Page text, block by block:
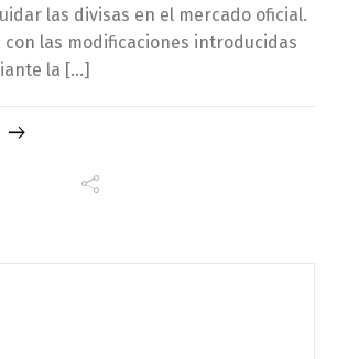
las divisas en el mercado oficial.
las modificaciones introducidas
la […]